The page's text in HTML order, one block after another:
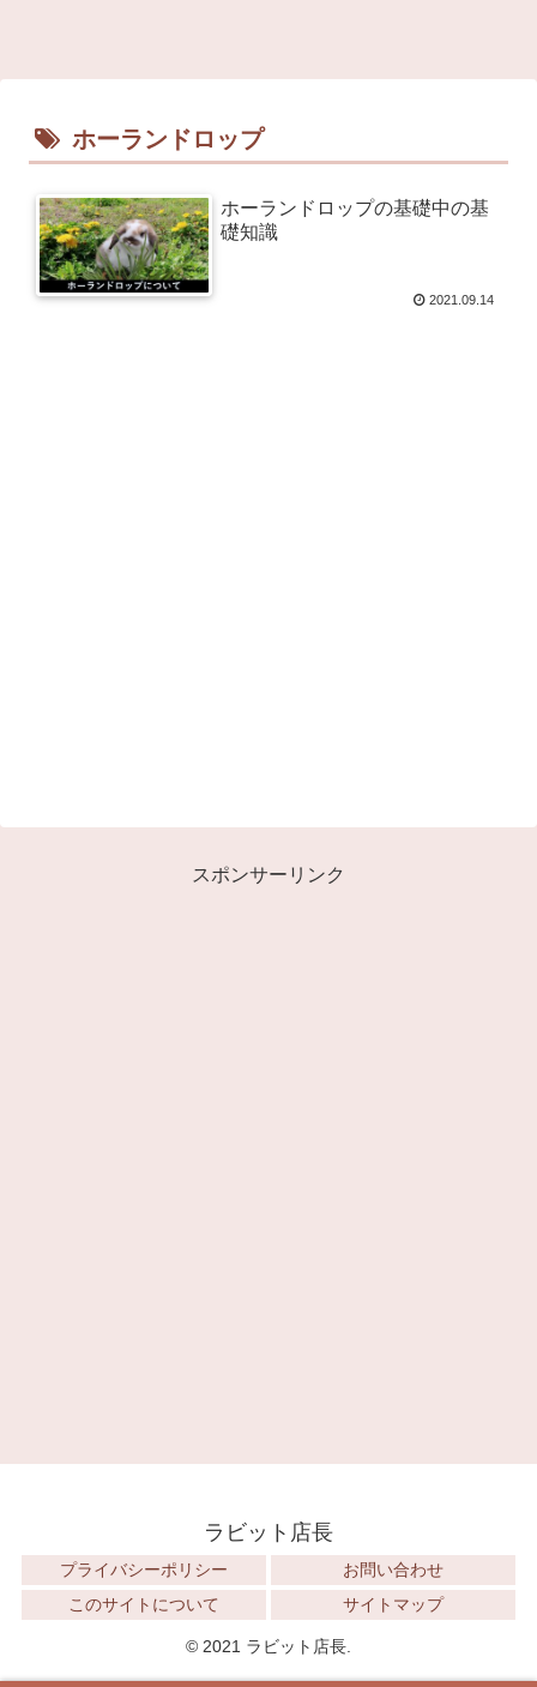
ホーランドロップ
ホーランドロップの基礎中の基
礎知識
2021.09.14
スポンサーリンク
ラビット店長
プライバシーポリシー
お問い合わせ
このサイトについて
サイトマップ
© 2021 ラビット店長.